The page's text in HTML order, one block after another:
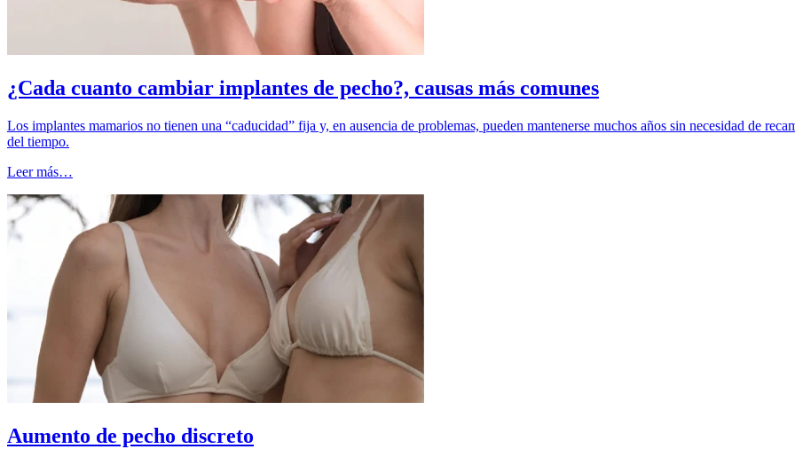
¿Cada cuanto cambiar implantes de pecho?, causas más comunes
Los implantes mamarios no tienen una “caducidad” fija y, en ausencia de problemas, pueden mantenerse muchos años sin necesidad de
del tiempo.
Leer más…
Aumento de pecho discreto